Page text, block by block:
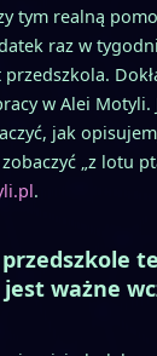
tym realną
raz w
przedszkola.
w Alei Motyli.
jak
„z lotu
.
ważne